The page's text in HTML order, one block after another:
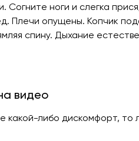
ноги и слегка
Плечи опущены. Копчик
спину. Дыхание
видео
какой-либо дискомфорт, то